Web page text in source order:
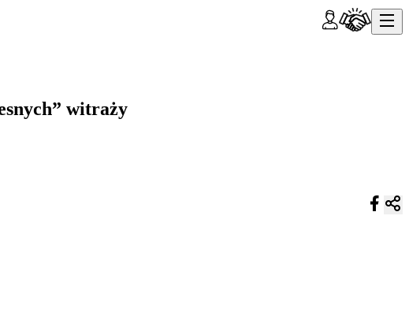
witraży